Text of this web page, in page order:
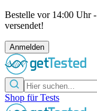
Bestelle vor 14:00 Uhr
versendet!
Anmelden
Shop für Tests